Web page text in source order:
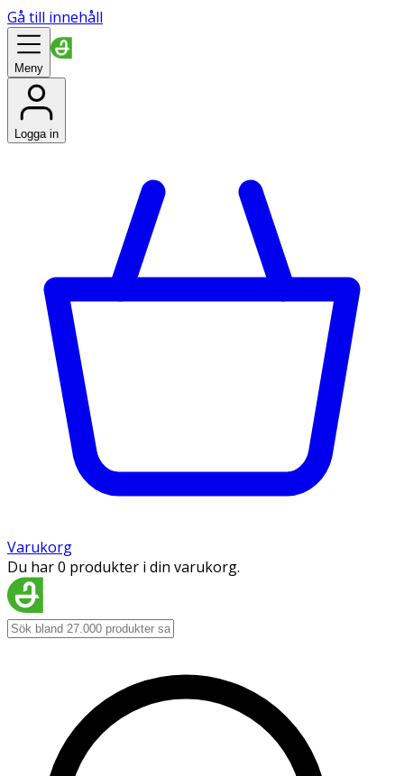
Gå till innehåll
Meny
Logga in
Varukorg
Du har 0 produkter i din varukorg.